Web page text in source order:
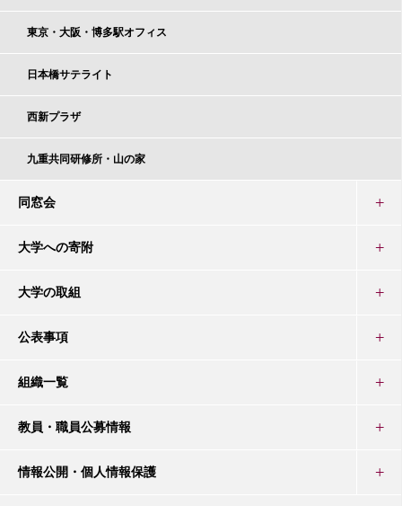
東京・大阪・博多駅オフィス
日本橋サテライト
西新プラザ
九重共同研修所・山の家
同窓会
大学への寄附
大学の取組
公表事項
組織一覧
教員・職員公募情報
情報公開・個人情報保護